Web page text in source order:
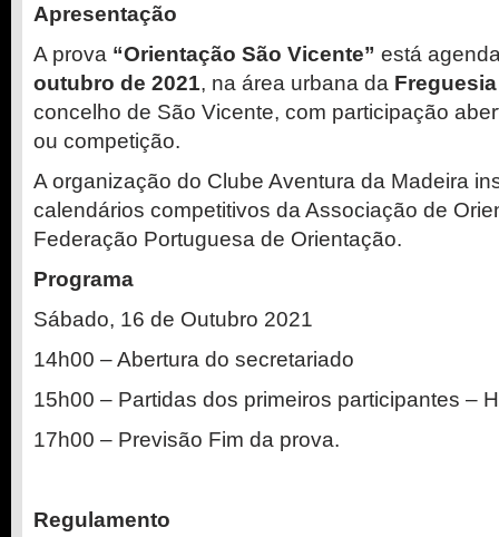
Apresentação
A prova “Orientação São Vicente” está
outubro de 2021, na área urbana da
concelho de São Vicente, com participação
ou competição.
A organização do Clube Aventura da Madeira
calendários competitivos da Associação de
Federação Portuguesa de Orientação.
Programa
Sábado, 16 de Outubro 2021
14h00 – Abertura do secretariado
15h00 – Partidas dos primeiros participantes –
17h00 – Previsão Fim da prova.
Regulamento